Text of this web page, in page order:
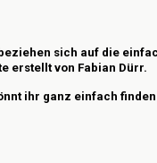
sich auf die
erstellt von Fabian Dürr.
ihr ganz einfach finden